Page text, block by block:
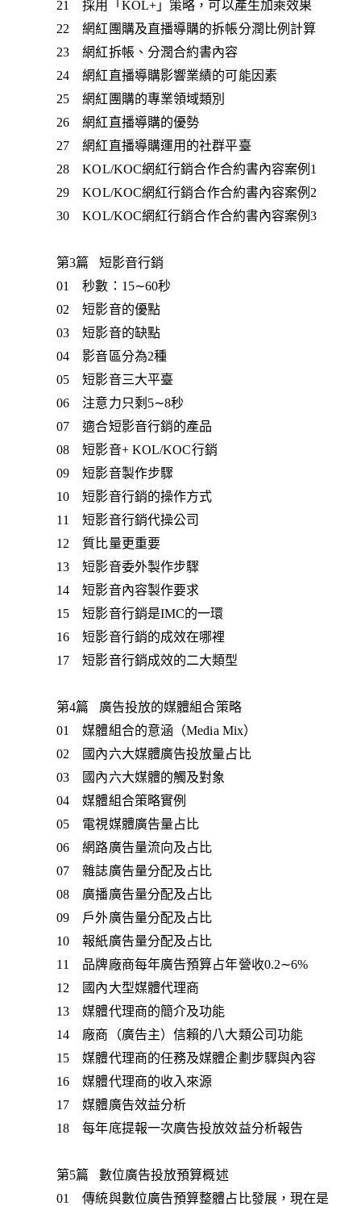
21 採用「KOL+」策略，可以產生加乘效果
22 網紅團購及直播導購的拆帳分潤比例計算
23 網紅拆帳、分潤合約書內容
24 網紅直播導購影響業績的可能因素
25 網紅團購的專業領域類別
26 網紅直播導購的優勢
27 網紅直播導購運用的社群平臺
28 KOL/KOC網紅行銷合作合約書內容案例1
29 KOL/KOC網紅行銷合作合約書內容案例2
30 KOL/KOC網紅行銷合作合約書內容案例3
第3篇 短影音行銷
01 秒數：15∼60秒
02 短影音的優點
03 短影音的缺點
04 影音區分為2種
05 短影音三大平臺
06 注意力只剩5∼8秒
07 適合短影音行銷的產品
08 短影音+ KOL/KOC行銷
09 短影音製作步驟
10 短影音行銷的操作方式
11 短影音行銷代操公司
12 質比量更重要
13 短影音委外製作步驟
14 短影音內容製作要求
15 短影音行銷是IMC的一環
16 短影音行銷的成效在哪裡
17 短影音行銷成效的二大類型
第4篇 廣告投放的媒體組合策略
01 媒體組合的意涵（Media Mix）
02 國內六大媒體廣告投放量占比
03 國內六大媒體的觸及對象
04 媒體組合策略實例
05 電視媒體廣告量占比
06 網路廣告量流向及占比
07 雜誌廣告量分配及占比
08 廣播廣告量分配及占比
09 戶外廣告量分配及占比
10 報紙廣告量分配及占比
11 品牌廠商每年廣告預算占年營收0.2∼6%
12 國內大型媒體代理商
13 媒體代理商的簡介及功能
14 廠商（廣告主）信賴的八大類公司功能
15 媒體代理商的任務及媒體企劃步驟與內容
16 媒體代理商的收入來源
17 媒體廣告效益分析
18 每年底提報一次廣告投放效益分析報告
第5篇 數位廣告投放預算概述
01 傳統與數位廣告預算整體占比發展，現在是